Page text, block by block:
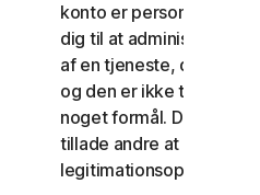
konto er personlig og
dig til at administrere
af en tjeneste, din
og den er ikke til brug af
noget formål. Du må
tillade andre at bruge din
legitimationsoplysninger.